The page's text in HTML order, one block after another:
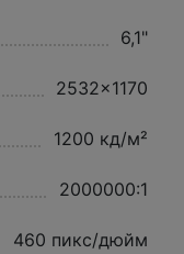
6,1"
2532x1170
1200 кд/м²
2000000:1
460 пикс/дюйм